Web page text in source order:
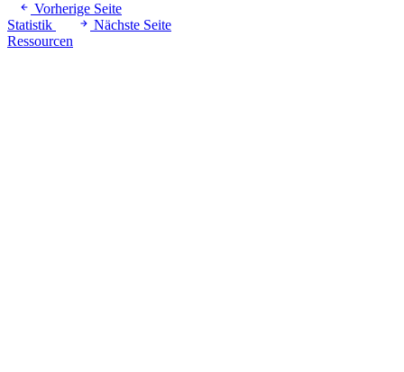
Vorherige Seite
Statistik
Nächste Seite
Ressourcen